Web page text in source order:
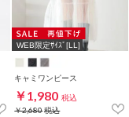
WEB限定ｻｲｽﾞ[LL]
キャミワンピース
￥1,980 税込
￥2,680税込